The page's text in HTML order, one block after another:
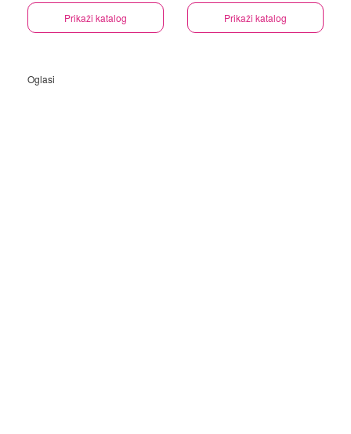
Prikaži katalog Prikaži katalog
Oglasi